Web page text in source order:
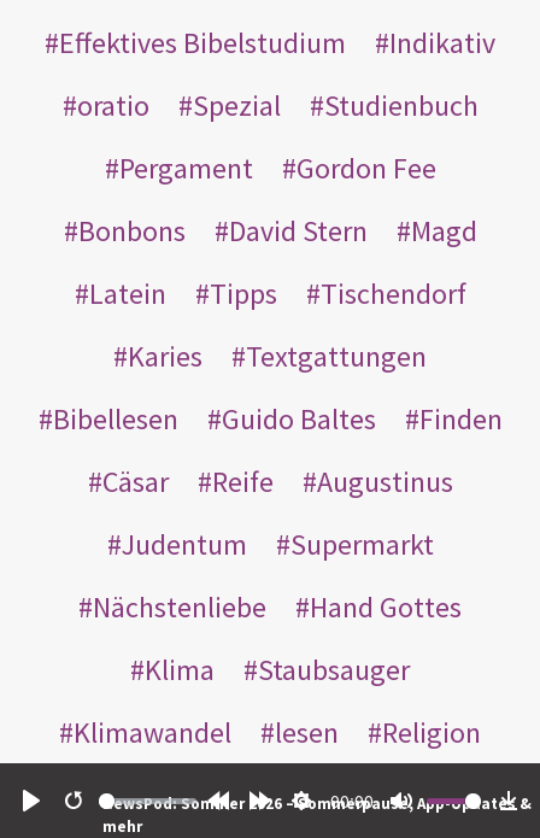
Restart
00:00
NewsPod: Sommer 2026 – Sommerpause, App-Updates &
mehr
Effektives Bibelstudium
Indikativ
oratio
Spezial
Studienbuch
Pergament
Gordon Fee
Bonbons
David Stern
Magd
Latein
Tipps
Tischendorf
Karies
Textgattungen
Bibellesen
Guido Baltes
Finden
Cäsar
Reife
Augustinus
Judentum
Supermarkt
Nächstenliebe
Hand Gottes
Klima
Staubsauger
Klimawandel
lesen
Religion
Paradies
eitel Sinn